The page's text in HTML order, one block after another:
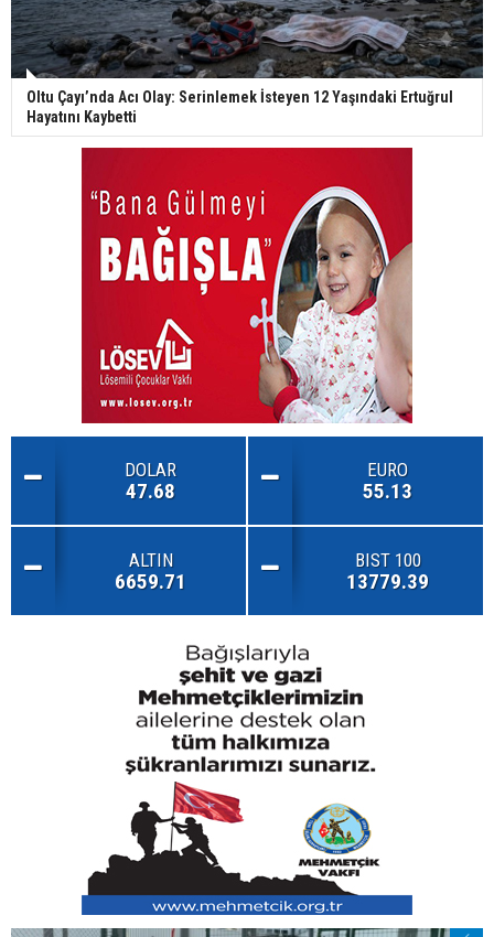
Oltu Çayı’nda Acı Olay: Serinlemek İsteyen 12 Yaşındaki Ertuğrul
Hayatını Kaybetti
DOLAR
47.68
EURO
55.13
ALTIN
6659.71
BIST 100
13779.39